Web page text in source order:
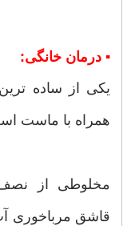
▪ درمان خانگی:
یکی از ساده
همراه با ماست
مخلوطی از
قاشق مرباخوری